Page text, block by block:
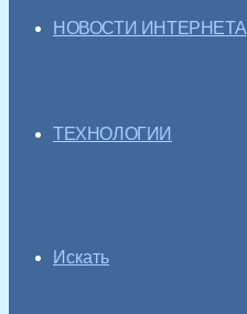
НОВОСТИ ИНТЕРНЕТА
ТЕХНОЛОГИИ
Искать